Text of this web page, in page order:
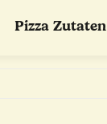
Pizza Zutaten